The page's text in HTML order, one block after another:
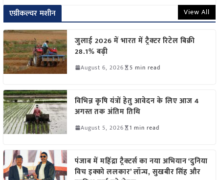
एग्रीकल्चर मशीन View All
जुलाई 2026 में भारत में ट्रैक्टर रिटेल बिक्री
28.1% बढ़ी
August 6, 2026 5 min read
विभिन्न कृषि यंत्रों हेतु आवेदन के लिए आज 4
अगस्त तक अंतिम तिथि
August 5, 2026 1 min read
पंजाब में महिंद्रा ट्रैक्टर्स का नया अभियान ‘दुनिया
विच इक्को ललकार’ लॉन्च, सुखबीर सिंह और